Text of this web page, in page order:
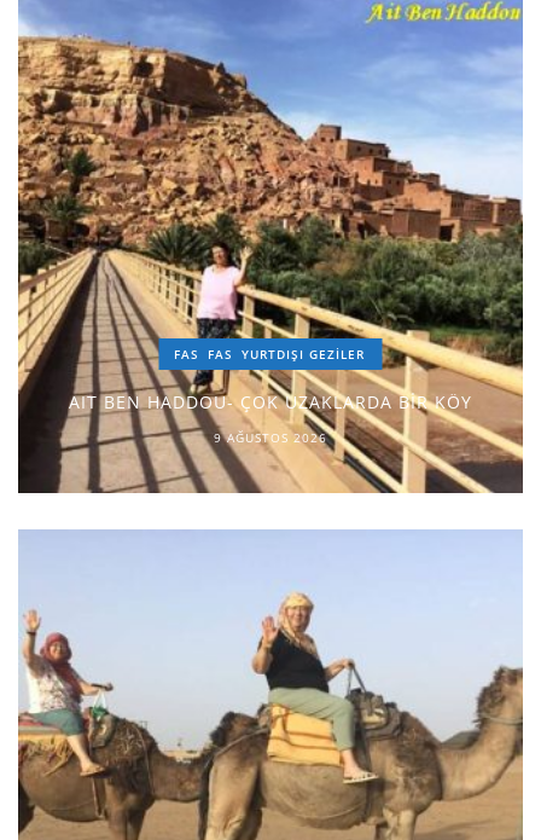
FAS FAS YURTDIŞI GEZILER
AIT BEN HADDOU- ÇOK UZAKLARDA BİR KÖY
9 AĞUSTOS 2026